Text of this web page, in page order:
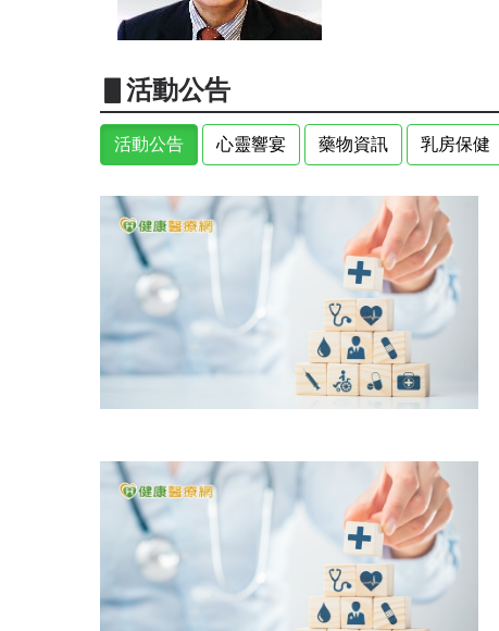
▋活動公告
活動公告 心靈響宴 藥物資訊 乳房保健